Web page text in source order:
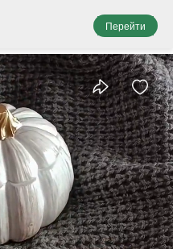
Перейти